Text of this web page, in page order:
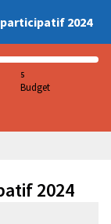
2024
5
Budget
2024